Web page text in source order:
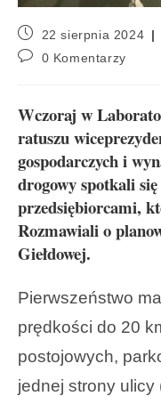
22 sierpnia 2024
0 Komentarzy
Wczoraj w
ratuszu
gospodarczych i
drogowy spotkali
przedsiębiorcami,
Rozmawiali o
Giełdowej.
Pierwszeństwo
prędkości do 20
postojowych,
jednej strony ulicy